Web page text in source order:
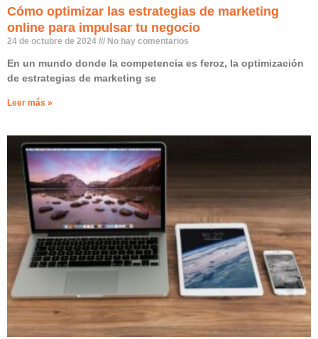
Cómo optimizar las estrategias de marketing
online para impulsar tu negocio
24 de octubre de 2024 No hay comentarios
En un mundo donde la competencia es feroz, la optimización
de estrategias de marketing se
Leer más »